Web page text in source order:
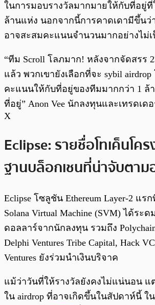
ในการมอบรางวัลมากมายให้กับที่อยู่ที่
ล้านแห่ง นอกจากนี้การคาดเดามีขึ้นว่
อาจสะสมคะแนนจำนวนมากอย่างไม่
“ทีม Scroll โลภมาก! หลังจากจัดสรร
แล้ว พวกเขายังเลือกที่จะ sybil
คะแนนให้กับที่อยู่ของทีมมากกว่า 1 ล้
ที่อยู่” Anon Vee นักลงทุนและเทรดเด
X
Eclipse: รายชื่อโทเค็นโค
ฐานบล็อกเชนที่น่าจับตาม
Eclipse โซลูชัน Ethereum Layer-2 แร
Solana Virtual Machine (SVM) ได้ระ
ดอลลาร์จากนักลงทุน รวมถึง
Delphi Ventures Tribe Capital, Hack
Ventures ยังร่วมนำเงินบริจาค
แม้ว่าวันที่ให้รางวัลยังคงไม่แน่นอน แ
ใน airdrop ที่อาจเกิดขึ้นในสัปดาห์นี้ ใ